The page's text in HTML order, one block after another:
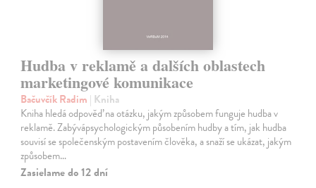
Hudba v reklamě a dalších oblastech
marketingové komunikace
Bačuvčík Radim | Kniha
Kniha hledá odpověď na otázku, jakým způsobem funguje hudba v
reklamě. Zabývápsychologickým působením hudby a tím, jak hudba
souvisí se společenským postavením člověka, a snaží se ukázat, jakým
způsobem…
Zasielame do 12 dní